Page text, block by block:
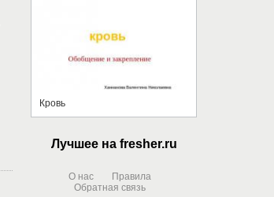
Кровь
Лучшее на fresher.ru
О нас
Правила
Обратная связь